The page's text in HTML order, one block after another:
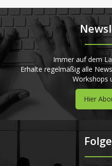
Immer auf dem
Erhalte regelmäßig alle
Workshops
Hier